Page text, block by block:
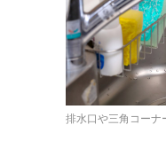
排水口や三角コーナ